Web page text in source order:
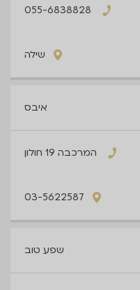
שילה
איבס
המרכבה 19 חולון
03-5622587
שפע טוב